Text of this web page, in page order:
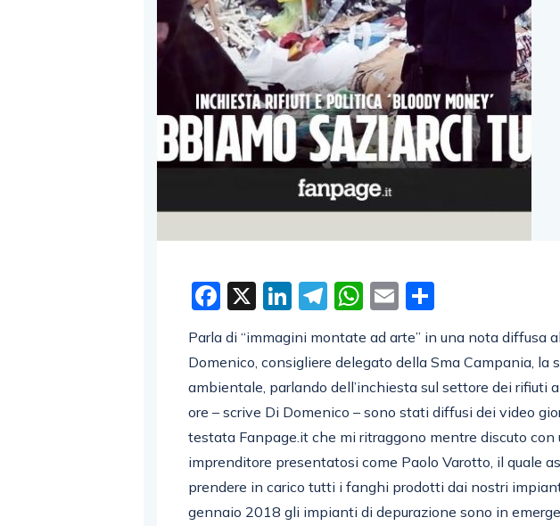
Facebook
X LinkedIn
Telegram
WhatsApp
Email
Parla di “immagini montate ad arte” in una nota diffusa
Domenico, consigliere delegato della Sma Campania, la
ambientale, parlando dell’inchiesta sul settore dei rifiuti
ore – scrive Di Domenico – sono stati diffusi dei video
testata Fanpage.it che mi ritraggono mentre discuto con
imprenditore presentatosi come Paolo Varotto, il quale
prendere in carico tutti i fanghi prodotti dai nostri
gennaio 2018 gli impianti di depurazione sono in